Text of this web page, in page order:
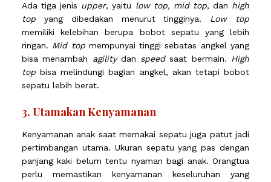
Ada tiga jenis upper, yaitu low top, mid top, dan high
top yang dibedakan menurut tingginya. Low top
memiliki kelebihan berupa bobot sepatu yang lebih
ringan. Mid topmempunyai tinggi sebatas angkel yang
bisa menambah agilitydan speedsaat bermain. High
top bisa melindungi bagian angkel, akan tetapi bobot
sepatu lebih berat.
3. Utamakan Kenyamanan
Kenyamanan anak saat memakai sepatu juga patut jadi
pertimbangan utama. Ukuran sepatu yang pas dengan
panjang kaki belum tentu nyaman bagi anak. Orangtua
perlu memastikan kenyamanan keseluruhan yang